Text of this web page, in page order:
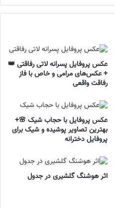
عکس پروفایل پسرانه لاتی رفاقتی 👑
+ عکس‌های مرامی و خاص با فاز
رفاقت واقعی
عکس پروفایل با حجاب شیک 🌸+
بهترین تصاویر پوشیده و شیک برای
پروفایل دخترانه
اثر هوشنگ گلشیری در جدول